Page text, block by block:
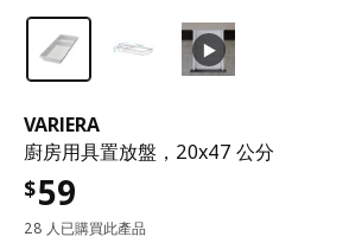
VARIERA
廚房用具置放盤，20x47 公分
$59
28 人已購買此產品